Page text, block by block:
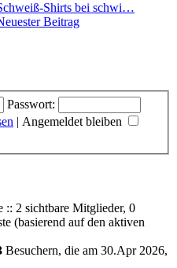
Shirts bei schwi…
Beitrag
Passwort:
| Angemeldet bleiben
:: 2 sichtbare Mitglieder, 0
(basierend auf den aktiven
Besuchern, die am 30.Apr 2026,